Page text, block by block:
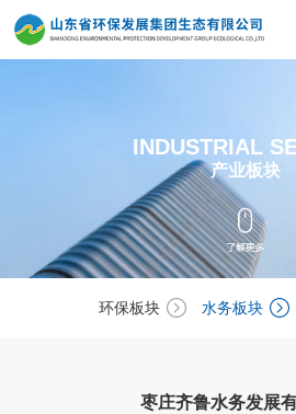
INDUSTRIAL
产业板块
环保板块 水务板块
枣庄齐鲁水务发展